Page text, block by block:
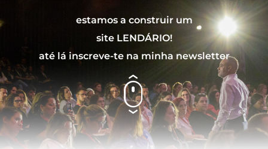
estamos a construir um
site LENDÁRIO!
até lá inscreve-te na minha newsletter